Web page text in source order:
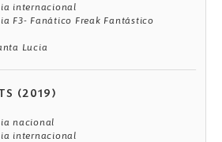
internacional
F3- Fanático Freak Fantástico
Lucia
(2019)
nacional
internacional